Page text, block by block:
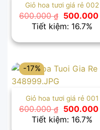
Giỏ hoa tươi giá rẻ 002
600.000₫
Giá
gốc
là:
500.000
Tiết kiệm: 16.7%
-17%
Giỏ hoa tươi giá rẻ 001
600.000₫
Giá
gốc
là:
500.000
Tiết kiệm: 16.7%